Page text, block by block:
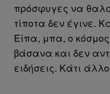
πρόσφυγες να
τίποτα δεν έγινε.
Είπα, μπα, ο κόσμος
βάσανα και δεν
ειδήσεις. Κάτι